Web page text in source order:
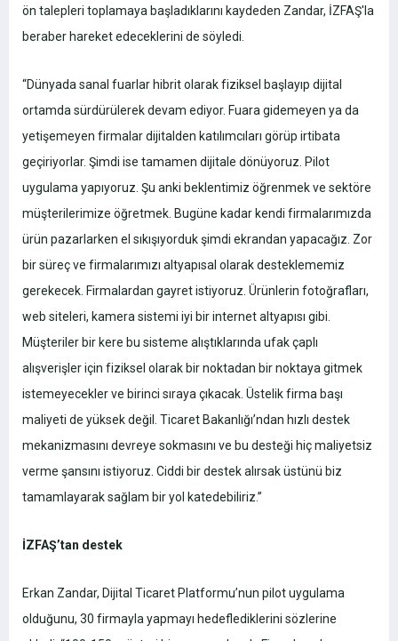
ön talepleri toplamaya başladıklarını kaydeden Zandar, İZFAŞ'la
beraber hareket edeceklerini de söyledi.
“Dünyada sanal fuarlar hibrit olarak fiziksel başlayıp dijital
ortamda sürdürülerek devam ediyor. Fuara gidemeyen ya da
yetişemeyen firmalar dijitalden katılımcıları görüp irtibata
geçiriyorlar. Şimdi ise tamamen dijitale dönüyoruz. Pilot
uygulama yapıyoruz. Şu anki beklentimiz öğrenmek ve sektöre
müşterilerimize öğretmek. Bugüne kadar kendi firmalarımızda
ürün pazarlarken el sıkışıyorduk şimdi ekrandan yapacağız. Zor
bir süreç ve firmalarımızı altyapısal olarak desteklememiz
gerekecek. Firmalardan gayret istiyoruz. Ürünlerin fotoğrafları,
web siteleri, kamera sistemi iyi bir internet altyapısı gibi.
Müşteriler bir kere bu sisteme alıştıklarında ufak çaplı
alışverişler için fiziksel olarak bir noktadan bir noktaya gitmek
istemeyecekler ve birinci sıraya çıkacak. Üstelik firma başı
maliyeti de yüksek değil. Ticaret Bakanlığı’ndan hızlı destek
mekanizmasını devreye sokmasını ve bu desteği hiç maliyetsiz
verme şansını istiyoruz. Ciddi bir destek alırsak üstünü biz
tamamlayarak sağlam bir yol katedebiliriz.”
İZFAŞ’tan destek
Erkan Zandar, Dijital Ticaret Platformu’nun pilot uygulama
olduğunu, 30 firmayla yapmayı hedeflediklerini sözlerine